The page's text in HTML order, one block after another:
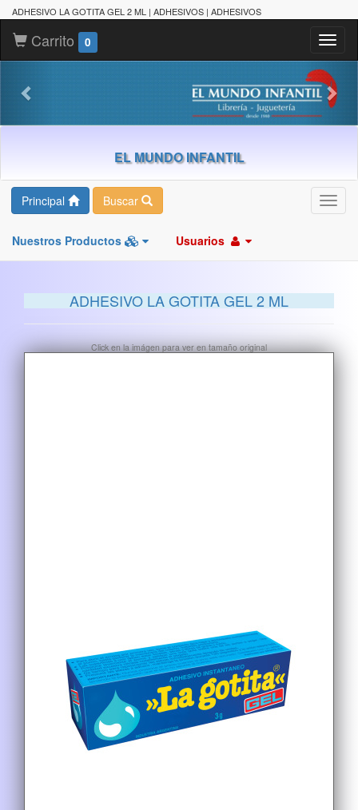
ADHESIVO LA GOTITA GEL 2 ML | ADHESIVOS | ADHESIVOS
Carrito 0
EL MUNDO INFANTIL
Principal Buscar
Nuestros Productos Usuarios
ADHESIVO LA GOTITA GEL 2 ML
Click en la imágen para ver en tamaño original